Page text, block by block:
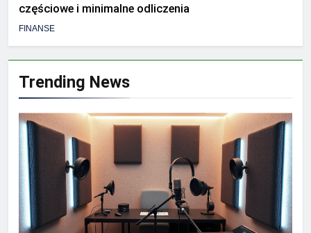
częściowe i minimalne odliczenia
FINANSE
Trending News